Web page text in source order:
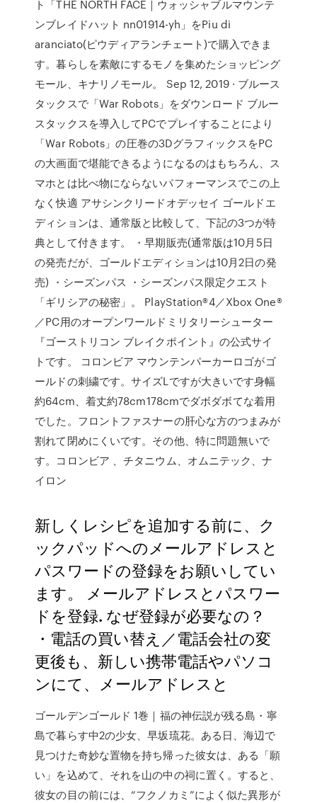
ト「THE NORTH FACE｜ウォッシャブルマウンテ
ンブレイドハット nn01914-yh」をPiu di
aranciato(ピウディアランチェート)で購入できま
す。暮らしを素敵にするモノを集めたショッピング
モール、キナリノモール。 Sep 12, 2019 · ブルース
タックスで「War Robots」をダウンロード ブルー
スタックスを導入してPCでプレイすることにより
「War Robots」の圧巻の3DグラフィックスをPC
の大画面で堪能できるようになるのはもちろん、ス
マホとは比べ物にならないパフォーマンスでこの上
なく快適 アサシンクリードオデッセイ ゴールドエ
ディションは、通常版と比較して、下記の3つが特
典として付きます。 ・早期販売(通常版は10月5日
の発売だが、ゴールドエディションは10月2日の発
売) ・シーズンパス ・シーズンパス限定クエスト
「ギリシアの秘密」。 PlayStation®4／Xbox One®
／PC用のオープンワールドミリタリーシューター
『ゴーストリコン ブレイクポイント』の公式サイ
トです。 コロンビア マウンテンパーカーロゴがゴ
ールドの刺繍です。サイズLですが大きいです身幅
約64cm、着丈約78cm178cmでダボダボてな着用
でした。フロントファスナーの肝心な方のつまみが
割れて閉めにくいです。その他、特に問題無いで
す。コロンビア 、チタニウム、オムニテック、ナ
イロン
新しくレシピを追加する前に、ク
ックパッドへのメールアドレスと
パスワードの登録をお願いしてい
ます。 メールアドレスとパスワー
ドを登録. なぜ登録が必要なの？
・電話の買い替え／電話会社の変
更後も、新しい携帯電話やパソコ
ンにて、メールアドレスと
ゴールデンゴールド 1巻｜福の神伝説が残る島・寧
島で暮らす中2の少女、早坂琉花。ある日、海辺で
見つけた奇妙な置物を持ち帰った彼女は、ある「願
い」を込めて、それを山の中の祠に置く。すると、
彼女の目の前には、“フクノカミ”によく似た異形が